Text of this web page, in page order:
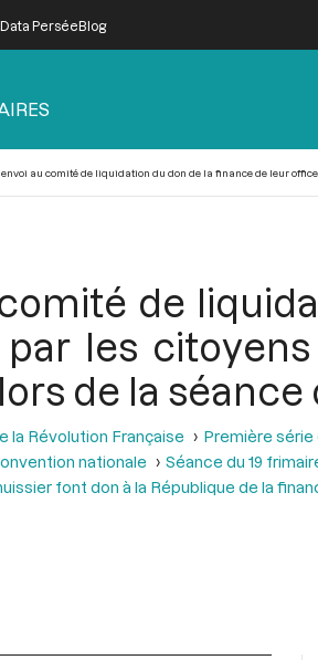
Data PerséeBlog
au comité de liquidation du don de la finance de leur
de
les
de la séance
la Révolution Française Première série
nationale
Séance du 19
font don à la République de la